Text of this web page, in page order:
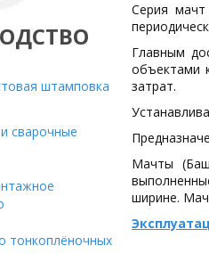
штамповка
сварочные
тонкоплёночных
Серия
Главным
объектами
затрат.
Мачты
ширине.